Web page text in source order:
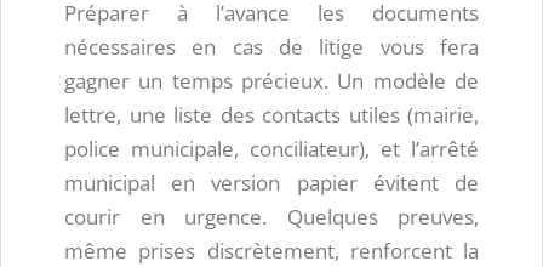
Préparer à l’avance les documents
nécessaires en cas de litige vous fera
gagner un temps précieux. Un modèle de
lettre, une liste des contacts utiles (mairie,
police municipale, conciliateur), et l’arrêté
municipal en version papier évitent de
courir en urgence. Quelques preuves,
même prises discrètement, renforcent la